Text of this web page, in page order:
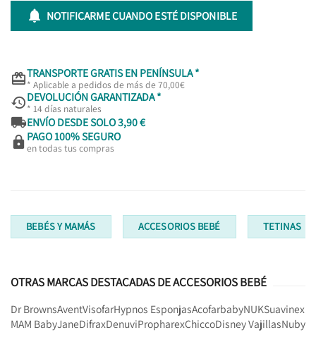
 NOTIFICARME CUANDO ESTÉ DISPONIBLE
TRANSPORTE GRATIS EN PENÍNSULA *
* Aplicable a pedidos de más de 70,00€
DEVOLUCIÓN GARANTIZADA *
* 14 días naturales
ENVÍO DESDE SOLO 3,90 €
 PAGO 100% SEGURO
en todas tus compras
BEBÉS Y MAMÁS ACCESORIOS BEBÉ TETINAS
OTRAS MARCAS DESTACADAS DE ACCESORIOS BEBÉ
Dr BrownsAventVisofarHypnos EsponjasAcofarbabyNUKSuavinex
MAM BabyJaneDifraxDenuviPropharexChiccoDisney VajillasNuby